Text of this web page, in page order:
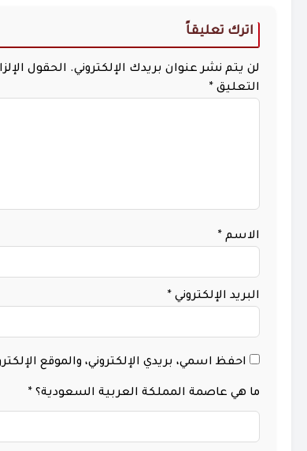
اترك تعليقاً
لن يتم نشر عنوان بريدك الإلكتروني. الحقول
التعليق *
الاسم *
البريد الإلكتروني *
احفظ اسمي، بريدي الإلكتروني، والموقع
ما هي عاصمة المملكة العربية السعودية؟ *